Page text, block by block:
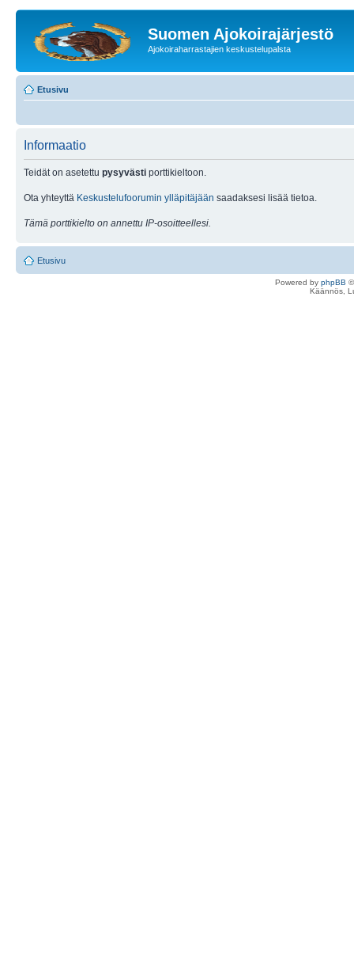
Suomen Ajokoirajärjestö
Ajokoiraharrastajien keskustelupalsta
Etusivu
Informaatio
Teidät on asetettu pysyvästi porttikieltoon.
Ota yhteyttä Keskustelufoorumin ylläpitäjään saadaksesi lisää tietoa.
Tämä porttikielto on annettu IP-osoitteellesi.
Etusivu
Powered by phpBB
Käännös,